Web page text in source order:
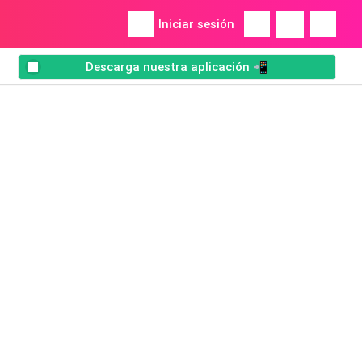
Iniciar sesión
Descarga nuestra aplicación 📲